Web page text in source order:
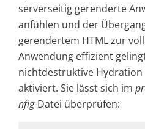
serverseitig gerenderte
anfühlen und der
gerendertem HTML zur
Anwendung effizient
nichtdestruktive
aktiviert. Sie lässt sich im
nfig-Datei überprüfen: